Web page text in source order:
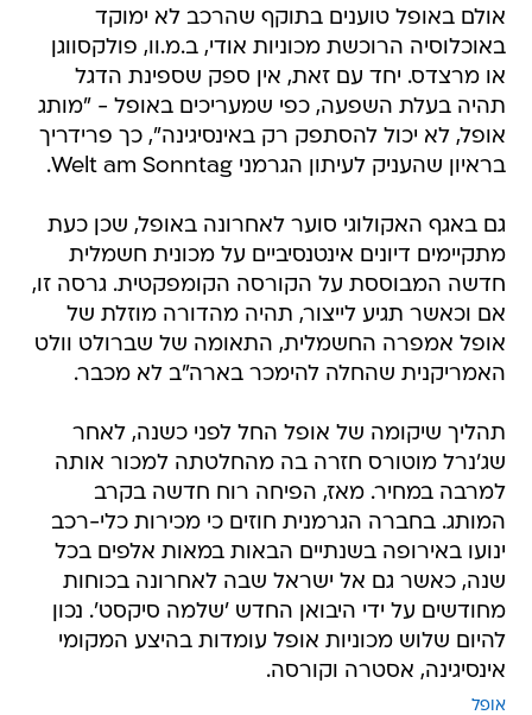
אולם באופל טוענים בתוקף שהרכב לא ימוקד
באוכלוסיה הרוכשת מכוניות אודי, ב.מ.וו, פולקסווגן
או מרצדס. יחד עם זאת, אין ספק שספינת הדגל
תהיה בעלת השפעה, כפי שמעריכים באופל - "מותג
אופל, לא יכול להסתפק רק באינסיגינה", כך פרידריך
בראיון שהעניק לעיתון הגרמני Welt am Sonntag.
גם באגף האקולוגי סוער לאחרונה באופל, שכן כעת
מתקיימים דיונים אינטנסיביים על מכונית חשמלית
חדשה המבוססת על הקורסה הקומפקטית. גרסה זו,
אם וכאשר תגיע לייצור, תהיה מהדורה מוזלת של
אופל אמפרה החשמלית, התאומה של שברולט וולט
האמריקנית שהחלה להימכר בארה"ב לא מכבר.
תהליך שיקומה של אופל החל לפני כשנה, לאחר
שג'נרל מוטורס חזרה בה מהחלטתה למכור אותה
למרבה במחיר. מאז, הפיחה רוח חדשה בקרב
המותג. בחברה הגרמנית חוזים כי מכירות כלי-רכב
ינועו באירופה בשנתיים הבאות במאות אלפים בכל
שנה, כאשר גם אל ישראל שבה לאחרונה בכוחות
מחודשים על ידי היבואן החדש 'שלמה סיקסט'. נכון
להיום שלוש מכוניות אופל עומדות בהיצע המקומי 
אינסיגינה, אסטרה וקורסה.
אופל